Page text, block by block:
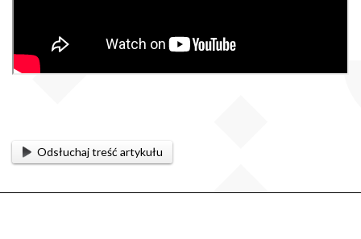
Odsłuchaj treść artykułu